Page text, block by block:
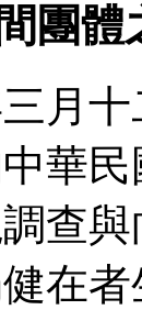
團體
十
華
查
在